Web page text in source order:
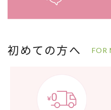
初めての方へ FOR